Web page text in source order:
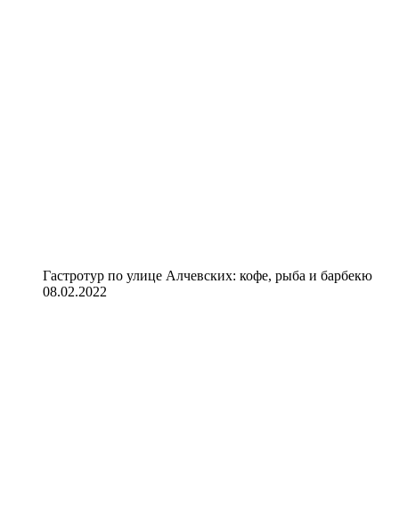
Гастротур по улице Алчевских: кофе, рыба и барбекю
08.02.2022